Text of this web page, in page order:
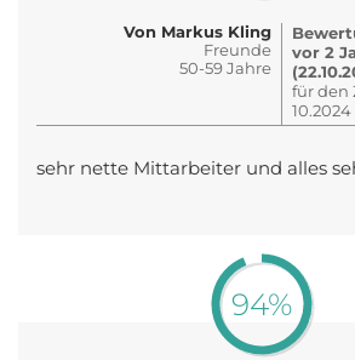
Von Markus Kling
Freunde
50-59 Jahre
vor 2
für den
10.2024
sehr nette Mittarbeiter und alles
94%